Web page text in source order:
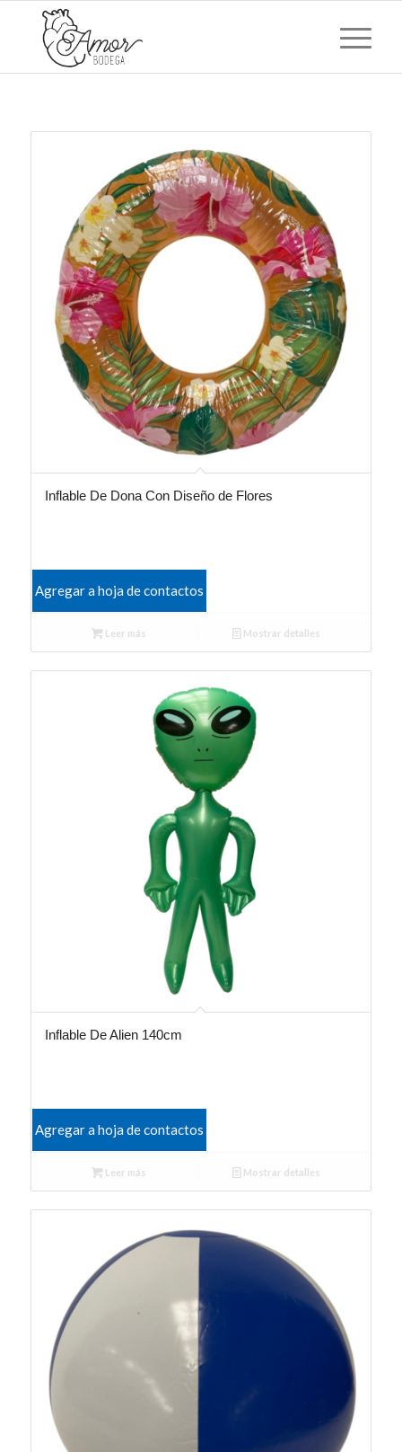
Inflable De Dona Con Diseño de Flores
Agregar a hoja de contactos
Leer más Mostrar detalles
Inflable De Alien 140cm
Agregar a hoja de contactos
Leer más Mostrar detalles